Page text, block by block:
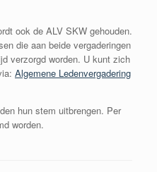
ook de ALV SKW gehouden.
die aan beide vergaderingen
verzorgd worden. U kunt zich
Algemene Ledenvergadering
hun stem uitbrengen. Per
worden.